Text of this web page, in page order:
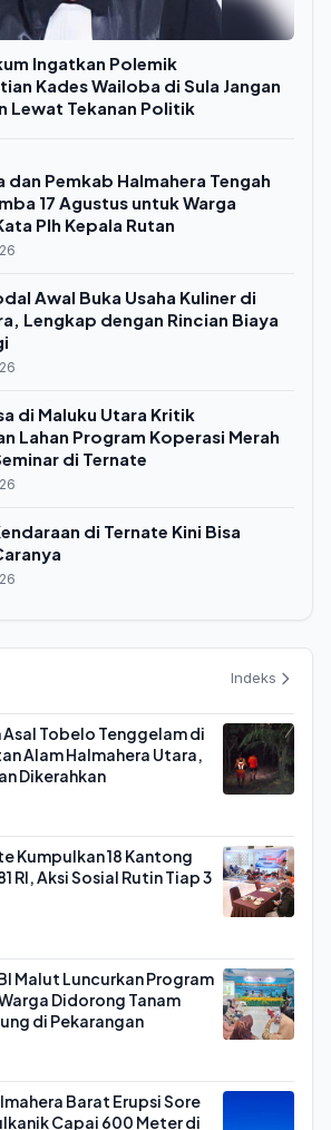
Ingatkan Polemik
Kades Wailoba di Sula Jangan
Lewat Tekanan Politik
dan Pemkab Halmahera Tengah
17 Agustus untuk Warga
Plh Kepala Rutan
Awal Buka Usaha Kuliner di
Lengkap dengan Rincian Biaya
di Maluku Utara Kritik
Lahan Program Koperasi Merah
di Ternate
di Ternate Kini Bisa
Indeks
Asal Tobelo Tenggelam di
Alam Halmahera Utara,
Dikerahkan
Kumpulkan 18 Kantong
RI, Aksi Sosial Rutin Tiap 3
Malut Luncurkan Program
Didorong Tanam
di Pekarangan
Barat Erupsi Sore
Capai 600 Meter di